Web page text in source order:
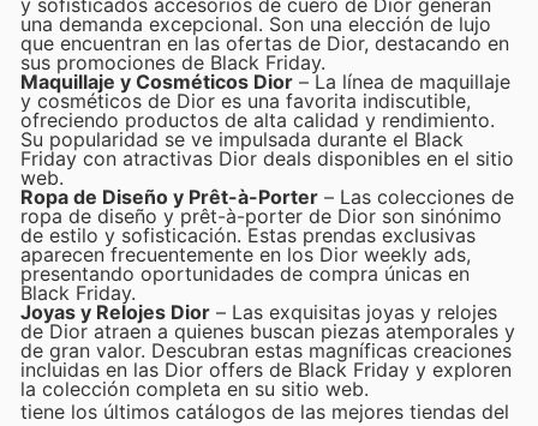
y sofisticados accesorios de cuero de Dior generan
una demanda excepcional. Son una elección de lujo
que encuentran en las ofertas de Dior, destacando en
sus promociones de Black Friday.
Maquillaje y Cosméticos Dior – La línea de maquillaje
y cosméticos de Dior es una favorita indiscutible,
ofreciendo productos de alta calidad y rendimiento.
Su popularidad se ve impulsada durante el Black
Friday con atractivas Dior deals disponibles en el sitio
web.
Ropa de Diseño y Prêt-à-Porter – Las colecciones de
ropa de diseño y prêt-à-porter de Dior son sinónimo
de estilo y sofisticación. Estas prendas exclusivas
aparecen frecuentemente en los Dior weekly ads,
presentando oportunidades de compra únicas en
Black Friday.
Joyas y Relojes Dior – Las exquisitas joyas y relojes
de Dior atraen a quienes buscan piezas atemporales y
de gran valor. Descubran estas magníficas creaciones
incluidas en las Dior offers de Black Friday y exploren
la colección completa en su sitio web.
tiene los últimos catálogos de las mejores tiendas del